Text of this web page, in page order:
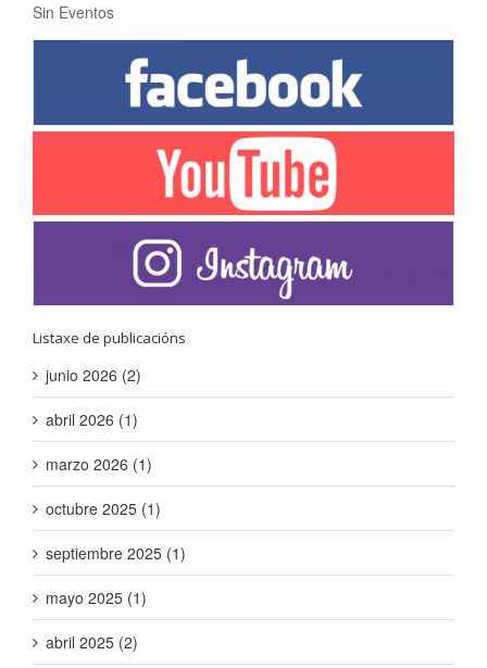
Sin Eventos
Listaxe de publicacións
junio 2026 (2)
abril 2026 (1)
marzo 2026 (1)
octubre 2025 (1)
septiembre 2025 (1)
mayo 2025 (1)
abril 2025 (2)